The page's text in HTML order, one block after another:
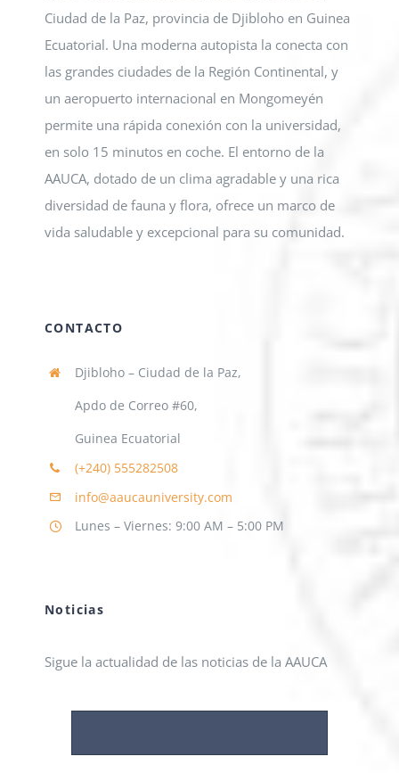
Ciudad de la Paz, provincia de Djibloho en Guinea
Ecuatorial. Una moderna autopista la conecta con
las grandes ciudades de la Región Continental, y
un aeropuerto internacional en Mongomeyén
permite una rápida conexión con la universidad,
en solo 15 minutos en coche. El entorno de la
AAUCA, dotado de un clima agradable y una rica
diversidad de fauna y flora, ofrece un marco de
vida saludable y excepcional para su comunidad.
CONTACTO
Djibloho – Ciudad de la Paz,
Apdo de Correo #60,
Guinea Ecuatorial
(+240) 555282508
info@aaucauniversity.com
Lunes – Viernes: 9:00 AM – 5:00 PM
Noticias
Sigue la actualidad de las noticias de la AAUCA